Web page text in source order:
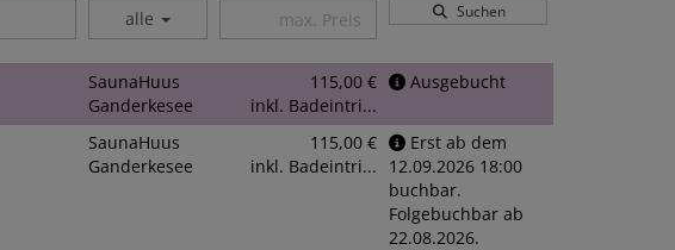
alle Suchen
SaunaHuus
Ganderkesee
115,00 €
inkl. Badeintri...
Ausgebucht
SaunaHuus
Ganderkesee
115,00 €
inkl. Badeintri...
Erst ab dem
12.09.2026 18:00
buchbar.
Folgebuchbar ab
22.08.2026.